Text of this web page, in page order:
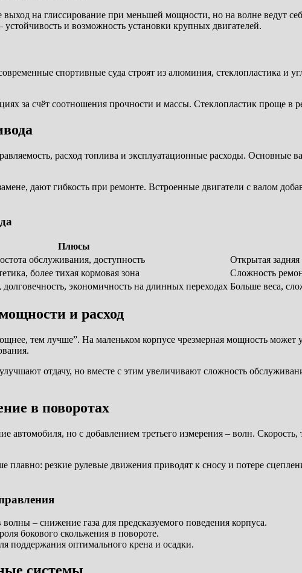
на глиссирование при меньшей мощности, но на волне ведут
и возможность установки крупных двигателей.
спортивные суда строят из алюминия, стеклопластика и
за счёт соотношения прочности и массы. Стеклопластик проще
расход топлива и эксплуатационные расходы. Основные
дают гибкость при ремонте. Встроенные двигатели с валом
Плюсы
обслуживания, доступность
Открытая
более тихая кормовая зона
Сложность
экономичность на длинных переходах Больше веса,
и расход
тем лучше”. На маленьком корпусе чрезмерная мощность может
отдачу, но вместе с этим увеличивают сложность
в поворотах
автомобиля, но с добавлением третьего измерения – волн.
плавно: резкие рулевые движения приводят к сносу и потере
– снижение газa для предсказуемого поведения корпуса.
бокового скольжения в повороте.
поддержания оптимального крена и осадки.